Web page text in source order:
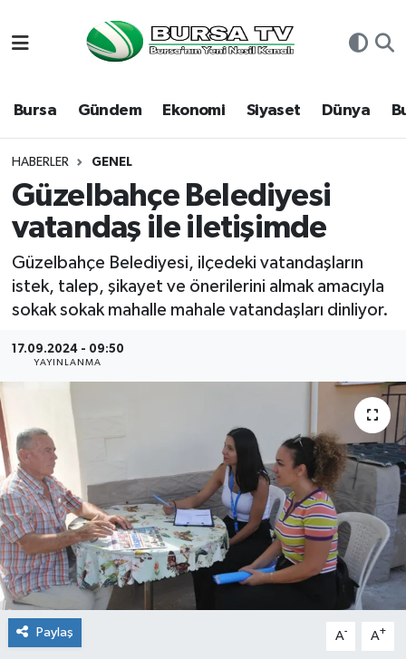
Bursa Gündem Ekonomi Siyaset Dünya
HABERLER GENEL
Güzelbahçe Belediyesi
vatandaş ile iletişimde
Güzelbahçe Belediyesi, ilçedeki vatandaşların
istek, talep, şikayet ve önerilerini almak amacıyla
sokak sokak mahalle mahale vatandaşları dinliyor.
17.09.2024 - 09:50
YAYINLANMA
Paylaş A- A+
Bursa
Dünya
Eğitim
Ekonomi
Genel
Gündem
Magazin
Sağlık
Siyaset
Spor
Teknoloji
Türkiye
Hava Durumu
Namaz Vakitleri
Trafik Durumu
Süper Lig Puan Durumu ve Fikstür
Tüm Manşetler
Son Dakika Haberleri
Haber Arşivi